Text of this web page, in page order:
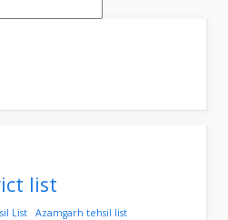
list
List
Azamgarh tehsil list